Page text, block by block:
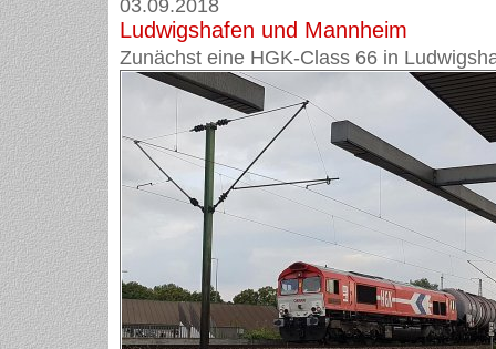
03.09.2018
Ludwigshafen und Mannheim
Zunächst eine HGK-Class 66 in